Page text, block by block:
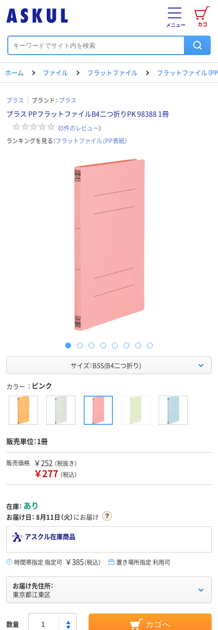
カゴ
メニュー
ホーム ファイル フラットファイル フラットファイル（
プラス ブランド： プラス
プラス PPフラットファイルB4二つ折りPK 98388 1冊
（0件のレビュー）
ランキングを見る：フラットファイル（PP表紙）
サイズ：B5S(B4二つ折り)
カラー ピンク
販売単位：1冊
販売価格 ￥252 （税抜き）
￥277 （税込）
在庫： あり
お届け日： 8月11日（火）にお届け
アスクル在庫商品
時間帯指定 指定可 ￥385（税込） 置き場所指定 利用可
お届け先住所：
東京都江東区
数量 カゴへ